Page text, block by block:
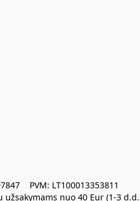
PVM: LT100013353811
nuo 40 Eur (1-3